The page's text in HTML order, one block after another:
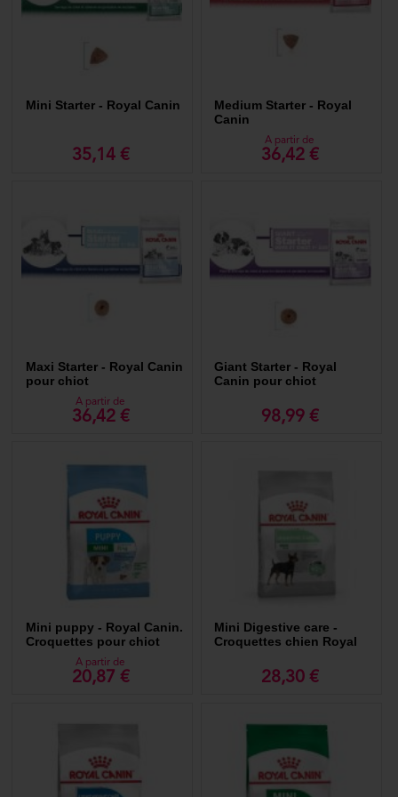
Mini Starter - Royal Canin
35,14 €
Medium Starter - Royal
Canin
A partir de
36,42 €
Maxi Starter - Royal Canin
pour chiot
A partir de
36,42 €
Giant Starter - Royal
Canin pour chiot
98,99 €
Mini puppy - Royal Canin.
Croquettes pour chiot
A partir de
20,87 €
Mini Digestive care -
Croquettes chien Royal
28,30 €